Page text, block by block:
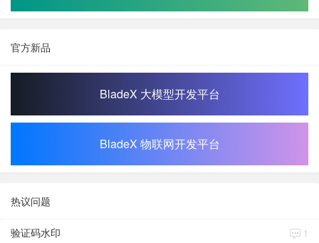
官方新品
BladeX 大模型开发平台
BladeX 物联网开发平台
热议问题
验证码水印 1